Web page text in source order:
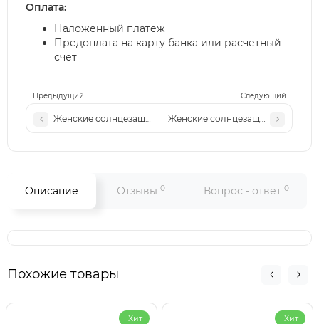
Предыдущий Следующий
Женские солнцезащитные очки Pr 268 c1Женские солнцезащитные очки
Оплата:
Наложенный платеж
Предоплата на карту банка или расчетный
счет
Описание Отзывы 0 Вопрос - ответ 0
Похожие товары
Хит Хит